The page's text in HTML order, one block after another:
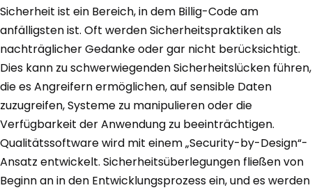
Sicherheit ist ein Bereich, in dem Billig-Code am
anfälligsten ist. Oft werden Sicherheitspraktiken als
nachträglicher Gedanke oder gar nicht berücksichtigt.
Dies kann zu schwerwiegenden Sicherheitslücken führen,
die es Angreifern ermöglichen, auf sensible Daten
zuzugreifen, Systeme zu manipulieren oder die
Verfügbarkeit der Anwendung zu beeinträchtigen.
Qualitätssoftware wird mit einem „Security-by-Design“-
Ansatz entwickelt. Sicherheitsüberlegungen fließen von
Beginn an in den Entwicklungsprozess ein, und es werden